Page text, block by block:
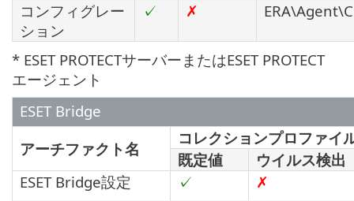
コンフィグレー
ション
✓ ✗
* ESET PROTECTサーバーまたはESET PROTECT
エージェント
ESET Bridge
アーチファクト名
コレクションプロファイ
既定値
ウイルス検出
ESET Bridge設定
✓
✗